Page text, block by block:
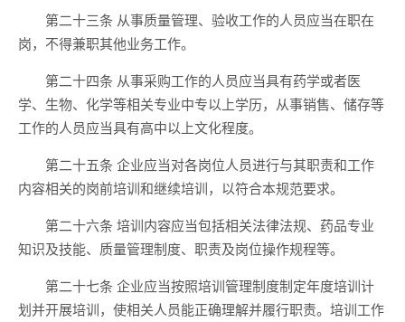
第二十三条 从事质量管理、验收工作的人员应当在职在
岗，不得兼职其他业务工作。
第二十四条 从事采购工作的人员应当具有药学或者医
学、生物、化学等相关专业中专以上学历，从事销售、储存等
工作的人员应当具有高中以上文化程度。
第二十五条 企业应当对各岗位人员进行与其职责和工作
内容相关的岗前培训和继续培训，以符合本规范要求。
第二十六条 培训内容应当包括相关法律法规、药品专业
知识及技能、质量管理制度、职责及岗位操作规程等。
第二十七条 企业应当按照培训管理制度制定年度培训计
划并开展培训，使相关人员能正确理解并履行职责。培训工作